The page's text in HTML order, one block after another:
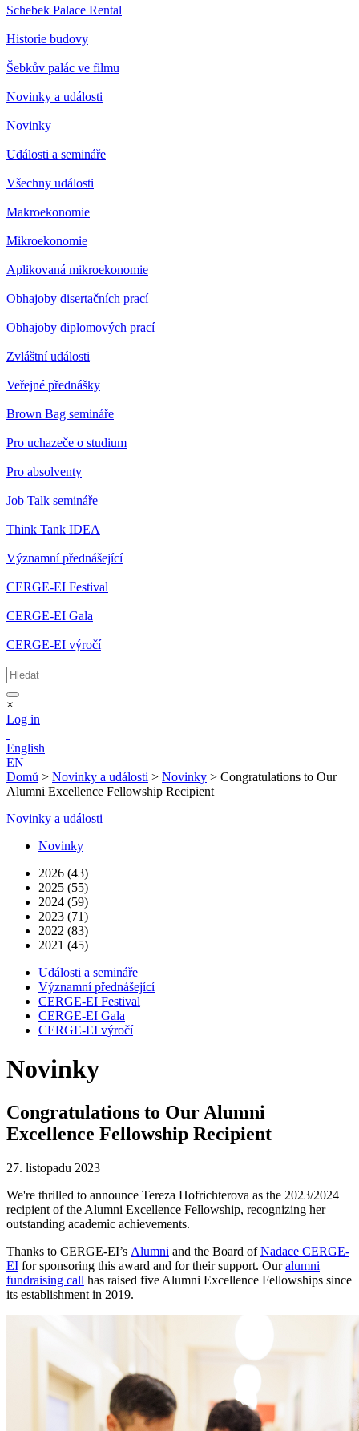
Schebek Palace Rental
Historie budovy
Šebkův palác ve filmu
Novinky a události
Novinky
Události a semináře
Všechny události
Makroekonomie
Mikroekonomie
Aplikovaná mikroekonomie
Obhajoby disertačních prací
Obhajoby diplomových prací
Zvláštní události
Veřejné přednášky
Brown Bag semináře
Pro uchazeče o studium
Pro absolventy
Job Talk semináře
Think Tank IDEA
Významní přednášející
CERGE-EI Festival
CERGE-EI Gala
CERGE-EI výročí
×
Log in
English
EN
Domů > Novinky a události > Novinky > Congratulations to Our
Alumni Excellence Fellowship Recipient
Novinky a události
Novinky
2026 (43)
2025 (55)
2024 (59)
2023 (71)
2022 (83)
2021 (45)
Události a semináře
Významní přednášející
CERGE-EI Festival
CERGE-EI Gala
CERGE-EI výročí
Novinky
Congratulations to Our Alumni
Excellence Fellowship Recipient
27. listopadu 2023
We're thrilled to announce Tereza Hofrichterova as the 2023/2024
recipient of the Alumni Excellence Fellowship, recognizing her
outstanding academic achievements.
Thanks to CERGE-EI’s Alumni and the Board ofNadace CERGE-
EI for sponsoring this award and for their support. Ouralumni
fundraising call has raised five Alumni Excellence Fellowships since
its establishment in 2019.